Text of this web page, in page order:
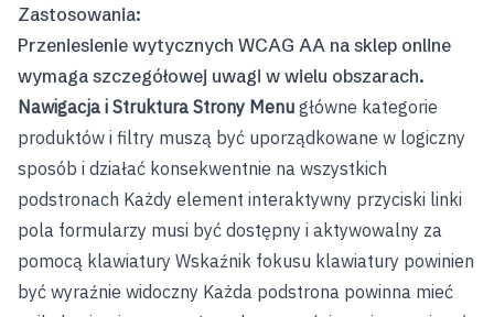
Zastosowania:
Przeniesienie wytycznych WCAG AA na sklep online
wymaga szczegółowej uwagi w wielu obszarach.
Nawigacja i Struktura Strony Menu główne kategorie
produktów i filtry muszą być uporządkowane w logiczny
sposób i działać konsekwentnie na wszystkich
podstronach Każdy element interaktywny przyciski linki
pola formularzy musi być dostępny i aktywowalny za
pomocą klawiatury Wskaźnik fokusu klawiatury powinien
być wyraźnie widoczny Każda podstrona powinna mieć